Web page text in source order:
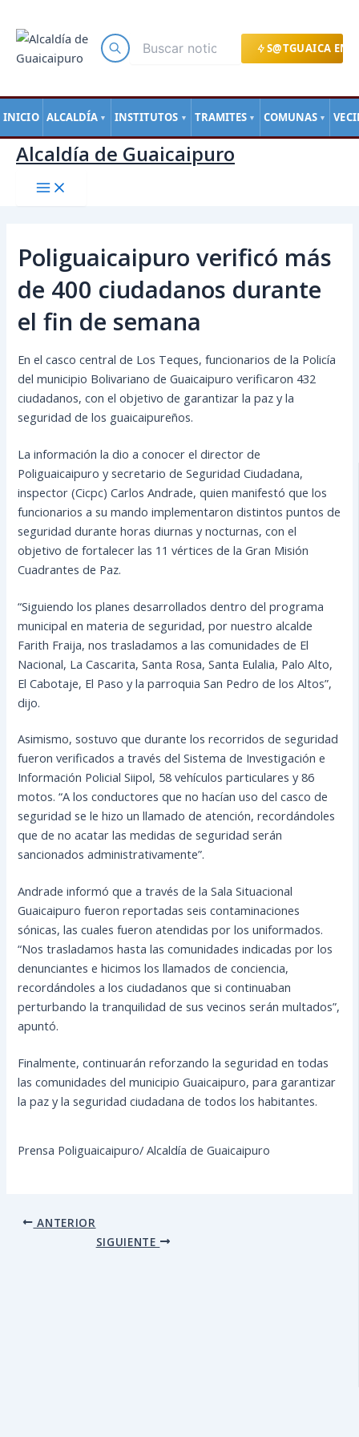
S@TGUAICA EN
INICIO ALCALDÍA ▼ INSTITUTOS ▼ TRAMITES ▼ COMUNAS ▼
contenido
Alcaldía de Guaicaipuro
Poliguaicaipuro verificó más
de 400 ciudadanos durante
el fin de semana
En el casco central de Los Teques, funcionarios de la Policía
del municipio Bolivariano de Guaicaipuro verificaron 432
ciudadanos, con el objetivo de garantizar la paz y la
seguridad de los guaicaipureños.
La información la dio a conocer el director de
Poliguaicaipuro y secretario de Seguridad Ciudadana,
inspector (Cicpc) Carlos Andrade, quien manifestó que los
funcionarios a su mando implementarondistintos puntos de
seguridad durante horas diurnas y nocturnas, con el
objetivo de fortalecer las 11 vértices de la Gran Misión
Cuadrantes de Paz.
“Siguiendo los planes desarrollados dentro del programa
municipal en materia de seguridad, por nuestro alcalde
Farith Fraija, nos trasladamos a las comunidades de El
Nacional, La Cascarita, Santa Rosa, Santa Eulalia, Palo Alto,
El Cabotaje, El Paso y la parroquia San Pedro de los Altos”,
dijo.
Asimismo, sostuvo que durante los recorridos de seguridad
fueron verificados a través del Sistema de Investigación e
Información Policial Siipol, 58 vehículos particulares y 86
motos. “A los conductores que no hacían uso del casco de
seguridad se le hizo un llamado de atención, recordándoles
que de no acatar las medidas de seguridad serán
sancionados administrativamente”.
Andrade informó que a través de la Sala Situacional
Guaicaipuro fueron reportadas seis contaminaciones
sónicas, las cuales fueron atendidas por los uniformados.
“Nos trasladamos hasta las comunidades indicadas por los
denunciantes e hicimos los llamados de conciencia,
recordándoles a los ciudadanos que si continuaban
perturbando la tranquilidad de sus vecinos serán multados”,
apuntó.
Finalmente, continuarán reforzando la seguridad en todas
las comunidades del municipio Guaicaipuro, para garantizar
la paz y la seguridad ciudadana de todos los habitantes.
Prensa Poliguaicaipuro/ Alcaldía de Guaicaipuro
de
entradas
ANTERIOR
SIGUIENTE